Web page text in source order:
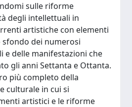
sulle riforme
degli intellettuali in
artistiche con elementi
sfondo dei numerosi
e delle manifestazioni che
gli anni Settanta e Ottanta.
più completo della
culturale in cui si
artistici e le riforme